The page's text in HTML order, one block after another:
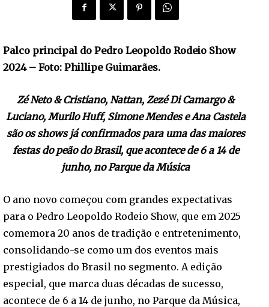
Palco principal do Pedro Leopoldo Rodeio Show
2024 – Foto: Phillipe Guimarães.
Zé Neto & Cristiano, Nattan, Zezé Di Camargo &
Luciano, Murilo Huff, Simone Mendes e Ana Castela
são os shows já confirmados para uma das maiores
festas do peão do Brasil, que acontece de 6 a 14 de
junho, no Parque da Música
O ano novo começou com grandes expectativas
para o Pedro Leopoldo Rodeio Show, que em 2025
comemora 20 anos de tradição e entretenimento,
consolidando-se como um dos eventos mais
prestigiados do Brasil no segmento. A edição
especial, que marca duas décadas de sucesso,
acontece de 6 a 14 de junho, no Parque da Música,